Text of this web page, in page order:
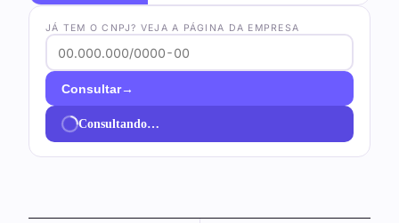
JÁ TEM O CNPJ? VEJA A PÁGINA DA EMPRESA
Consultar→
Consultando…